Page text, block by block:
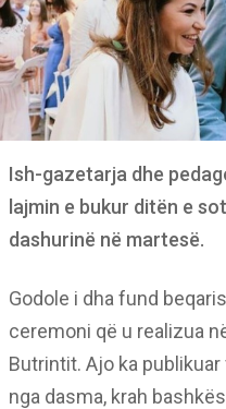
Ish-gazetarja dhe
lajmin e bukur ditën e
dashurinë në martesë.
Godole i dha fund
ceremoni që u realizua
Butrintit. Ajo ka
nga dasma, krah